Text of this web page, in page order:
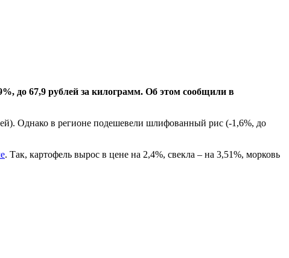
67,9 рублей за килограмм. Об этом сообщили в
Однако в регионе подешевели шлифованный рис (-1,6%, до
. Так, картофель вырос в цене на 2,4%, свекла – на 3,51%, морковь